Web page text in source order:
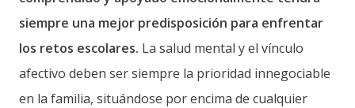
siempre una mejor predisposición para enfrentar
los retos escolares. La salud mental y el vínculo
afectivo deben ser siempre la prioridad innegociable
en la familia, situándose por encima de cualquier